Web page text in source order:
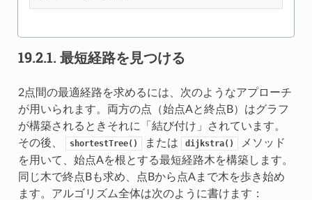
19.2.1. 最短経路を見つける
2点間の最適経路を求めるには、次のようなアプローチ
が用いられます。両方の点（始点Aと終点B）はグラフ
が構築されるときそれに「結び付け」されています。
その後、
shortestTree() または dijkstra()
メソッド
を用いて、始点Aを根とする最短経路木を構築します。
同じ木で終点Bも求め、点Bから点Aまで木を歩き始め
ます。アルゴリズム全体は次のように書けます：